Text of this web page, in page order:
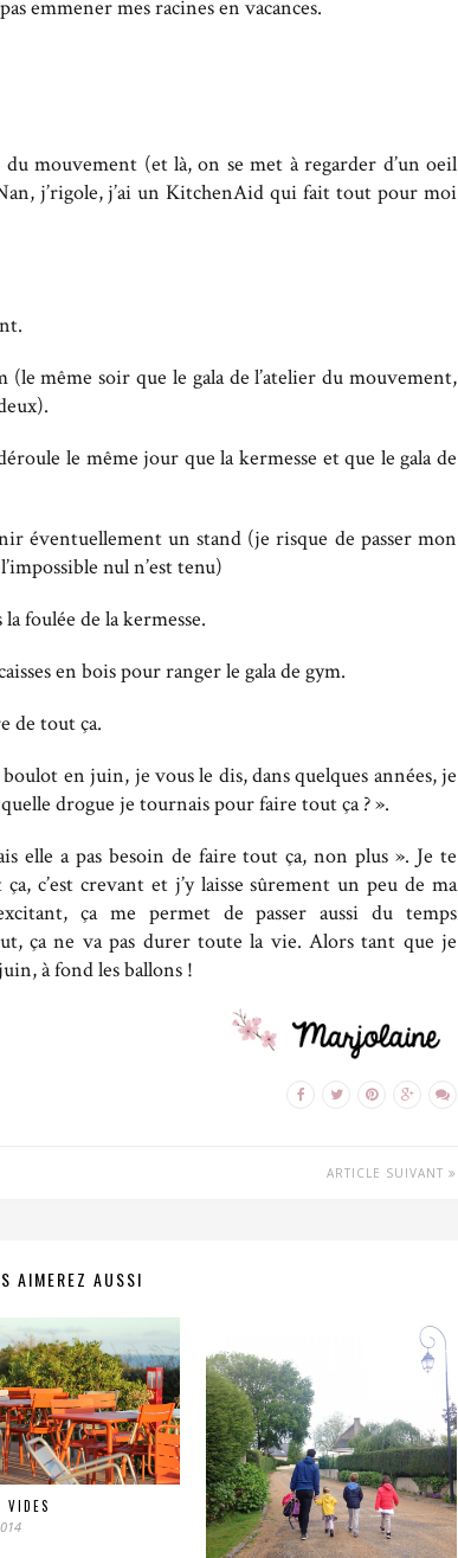
emmener mes racines en vacances.
mouvement (et là, on se met à regarder d’un oeil
j’rigole, j’ai un KitchenAid qui fait tout pour moi
même soir que le gala de l’atelier du mouvement,
le même jour que la kermesse et que le gala de
éventuellement un stand (je risque de passer mon
nul n’est tenu)
foulée de la kermesse.
en bois pour ranger le gala de gym.
de tout ça.
en juin, je vous le dis, dans quelques années, je
drogue je tournais pour faire tout ça ? ».
a pas besoin de faire tout ça, non plus ». Je te
c’est crevant et j’y laisse sûrement un peu de ma
ça me permet de passer aussi du temps
ça ne va pas durer toute la vie. Alors tant que je
à fond les ballons !
ARTICLE SUIVANT
AIMEREZ AUSSI
VIDES